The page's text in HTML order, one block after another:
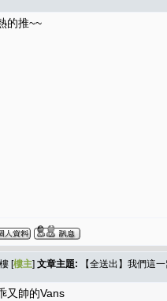
的推~~
[樓主] 文章主題: 【全送出】我們
又帥的Vans